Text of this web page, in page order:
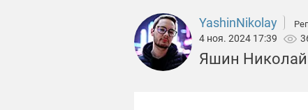
YashinNikolay
4 ноя. 2024 17:39
Яшин